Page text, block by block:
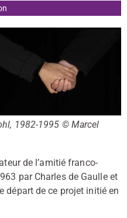
1982-1995 © Marcel
de l’amitié franco-
par Charles de Gaulle et
départ de ce projet initié en